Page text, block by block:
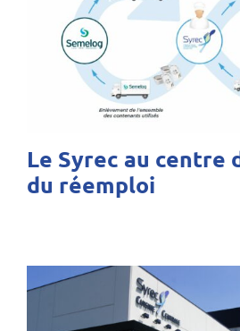
Le Syrec au centre
du réemploi